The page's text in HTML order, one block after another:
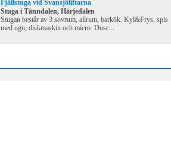
Fjällstuga vid Svansjöliftarna
Stuga i Tänndalen, Härjedalen
Stugan består av 3 sovrum, allrum, barkök. Kyl&Frys, spis
med ugn, diskmaskin och micro. Dusc...